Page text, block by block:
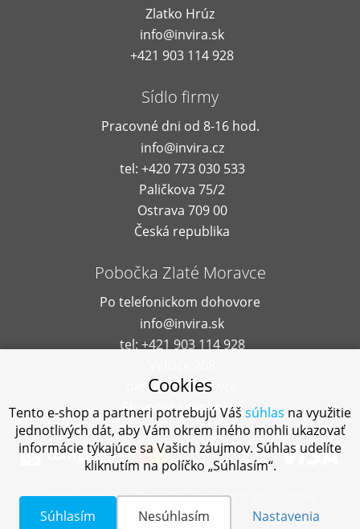
Zlatko Hrúz
info@invira.sk
+421 903 114 928
Sídlo firmy
Pracovné dni od 8-16 hod.
info@invira.cz
tel: +420 773 030 533
Paličkova 75/2
Ostrava 709 00
Česká republika
Pobočka Zlaté Moravce
Po telefonickom dohovore
info@invira.sk
tel: +421 903 114 928
okr. Zlaté Moravce
Slovenská republika
2026 © Invira - Predaj a prenájom zdravotnej
techniky a kompenzačných pomôcok
Cookies
Tento e-shop a partneri potrebujú Váš súhlas na využitie
jednotlivých dát, aby Vám okrem iného mohli ukazovať
informácie týkajúce sa Vašich záujmov. Súhlas udelíte
kliknutím na políčko „Súhlasím“.
Súhlasím Nesúhlasím Nastavenia